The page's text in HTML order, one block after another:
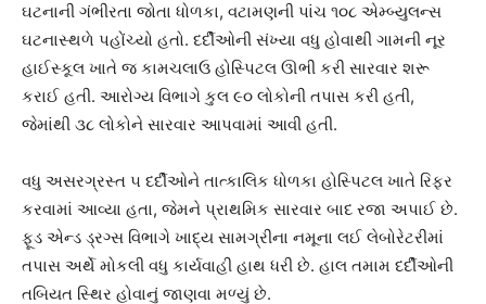
ઘટનાની ગંભીરતા જોતા ધોળકા, વટામણની પાંચ ૧૦૮ એમ્બ્યુલન્સ
ઘટનાસ્થળે પહોંચ્યો હતો. દર્દીઓની સંખ્યા વધુ હોવાથી ગામની નૂર
હાઈસ્કૂલ ખાતે જ કામચલાઉ હોસ્પિટલ ઊભી કરી સારવાર શરૂ
કરાઈ હતી. આરોગ્ય વિભાગે કુલ ૯૦ લોકોની તપાસ કરી હતી,
જેમાંથી ૩૮ લોકોને સારવાર આપવામાં આવી હતી.
વધુ અસરગ્રસ્ત ૫ દર્દીઓને તાત્કાલિક ધોળકા હોસ્પિટલ ખાતે રિફર
કરવામાં આવ્યા હતા, જેમને પ્રાથમિક સારવાર બાદ રજા અપાઈ છે.
ફૂડ એન્ડ ડ્રગ્સ વિભાગે ખાદ્ય સામગ્રીના નમૂના લઈ લેબોરેટરીમાં
તપાસ અર્થે મોકલી વધુ કાર્યવાહી હાથ ધરી છે. હાલ તમામ દર્દીઓની
તબિયત સ્થિર હોવાનું જાણવા મળ્યું છે.